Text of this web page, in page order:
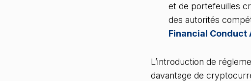
et de portefeuilles
des autorités
Financial
L’introduction de
davantage de